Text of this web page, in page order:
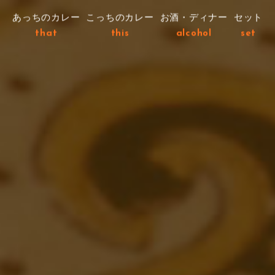
あっちのカレー
that
こっちのカレー
this
お酒・ディナー
alcohol
セット
set